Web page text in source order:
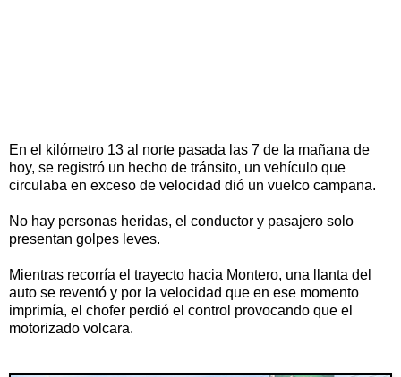
En el kilómetro 13 al norte pasada las 7 de la mañana de
hoy, se registró un hecho de tránsito, un vehículo que
circulaba en exceso de velocidad dió un vuelco campana.
No hay personas heridas, el conductor y pasajero solo
presentan golpes leves.
Mientras recorría el trayecto hacia Montero, una llanta del
auto se reventó y por la velocidad que en ese momento
imprimía, el chofer perdió el control provocando que el
motorizado volcara.